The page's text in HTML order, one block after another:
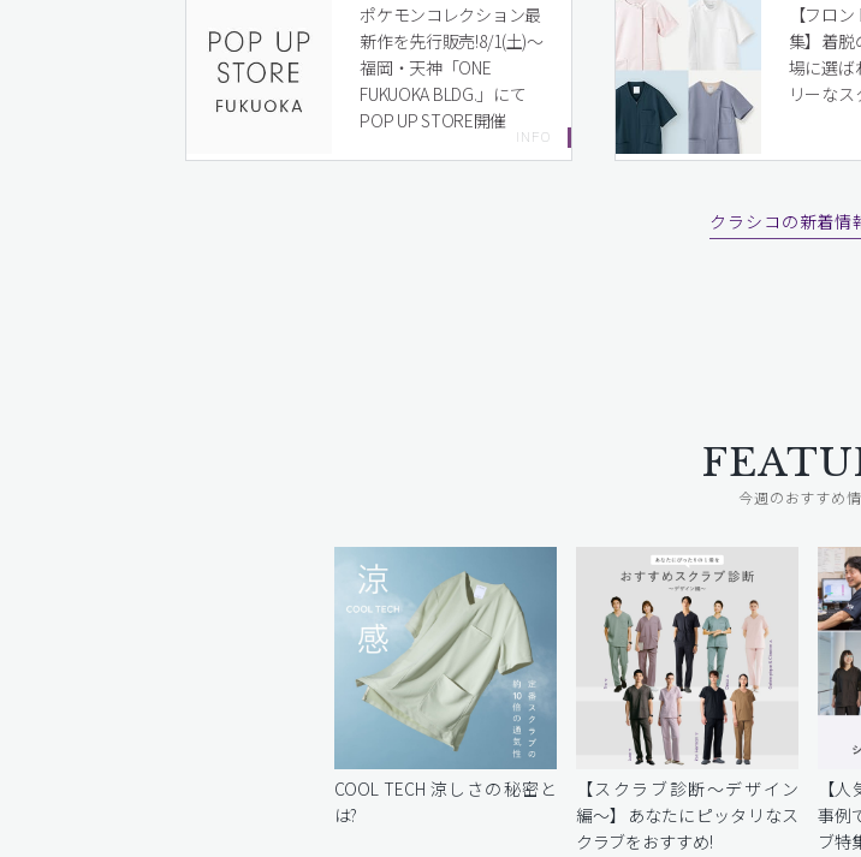
ポケモンコレクション最
新作を先行販売!8/1(土)〜
福岡・天神「ONE
FUKUOKA BLDG.」にて
POP UP STORE開催
【フロ
集】着脱
場に選ば
リーなス
クラシコの新着情
今週のおすすめ
COOL TECH 涼しさの秘密と
は?
【スクラブ診断〜デザイン
編〜】あなたにピッタリなス
クラブをおすすめ!
【
事例
ブ特